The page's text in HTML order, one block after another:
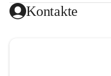
Kontakte